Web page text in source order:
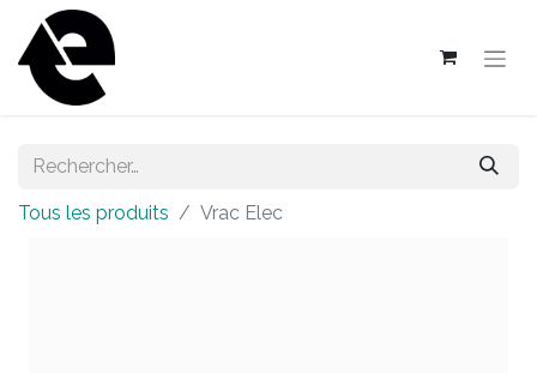
Tous les produits Vrac Elec